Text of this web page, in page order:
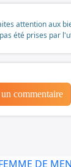
attention aux
été prises par
commentaire